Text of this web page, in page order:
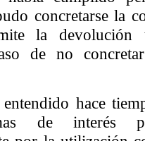
concretarse la
la devolución
de no
hace
de interés